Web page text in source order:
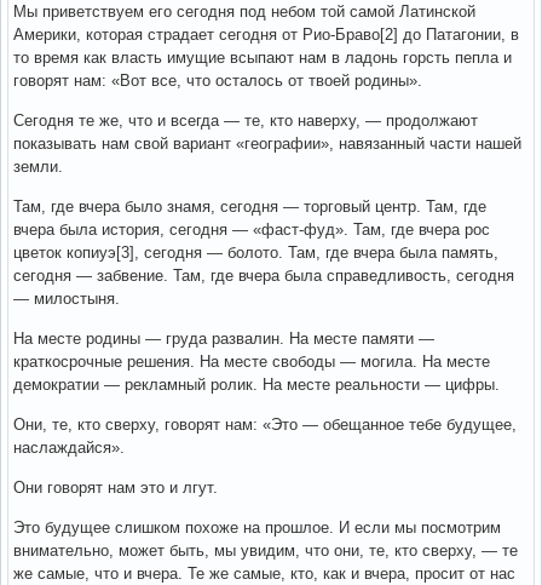
Мы приветствуем его сегодня под небом той самой Латинской
Америки, которая страдает сегодня от Рио-Браво[2] до Патагонии, в
то время как власть имущие всыпают нам в ладонь горсть пепла и
говорят нам: «Вот все, что осталось от твоей родины».
Сегодня те же, что и всегда — те, кто наверху, — продолжают
показывать нам свой вариант «географии», навязанный части нашей
земли.
Там, где вчера было знамя, сегодня — торговый центр. Там, где
вчера была история, сегодня — «фаст-фуд». Там, где вчера рос
цветок копиуэ[3], сегодня — болото. Там, где вчера была память,
сегодня — забвение. Там, где вчера была справедливость, сегодня
— милостыня.
На месте родины — груда развалин. На месте памяти —
краткосрочные решения. На месте свободы — могила. На месте
демократии — рекламный ролик. На месте реальности — цифры.
Они, те, кто сверху, говорят нам: «Это — обещанное тебе будущее,
наслаждайся».
Они говорят нам это и лгут.
Это будущее слишком похоже на прошлое. И если мы посмотрим
внимательно, может быть, мы увидим, что они, те, кто сверху, — те
же самые, что и вчера. Те же самые, кто, как и вчера, просит от нас